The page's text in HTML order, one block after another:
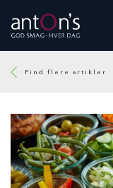
Find flere artikler